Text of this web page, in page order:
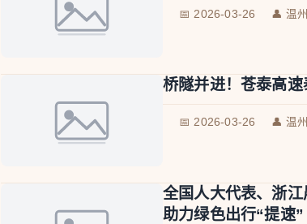
📅 2026-03-26 👤 温
桥隧并进！苍泰高
📅 2026-03-26 👤 温
全国人大代表、浙
助力绿色出行“提速”